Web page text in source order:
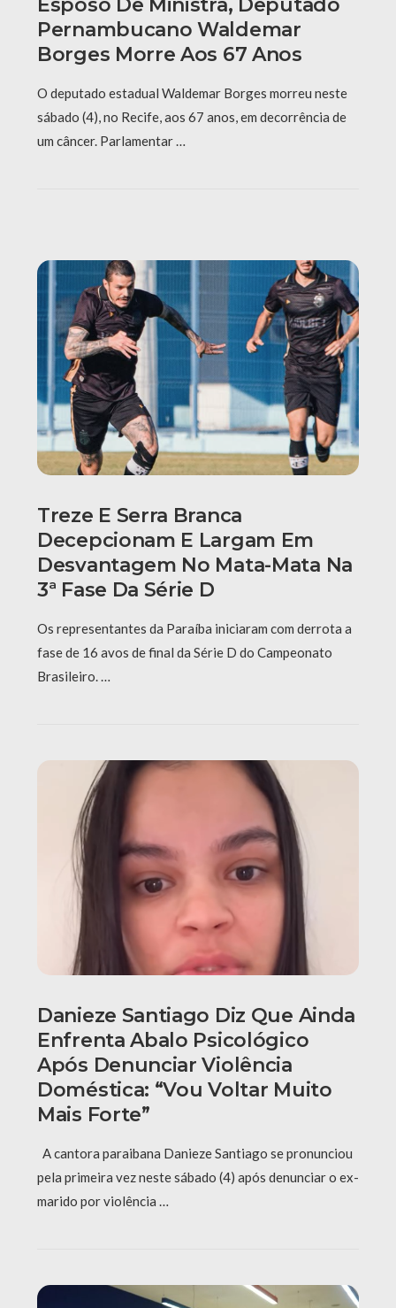
Esposo De Ministra, Deputado
Pernambucano Waldemar
Borges Morre Aos 67 Anos
O deputado estadual Waldemar Borges morreu neste
sábado (4), no Recife, aos 67 anos, em decorrência de
um câncer. Parlamentar …
Treze E Serra Branca
Decepcionam E Largam Em
Desvantagem No Mata-Mata Na
3ª Fase Da Série D
Os representantes da Paraíba iniciaram com derrota a
fase de 16 avos de final da Série D do Campeonato
Brasileiro. …
Danieze Santiago Diz Que Ainda
Enfrenta Abalo Psicológico
Após Denunciar Violência
Doméstica: “Vou Voltar Muito
Mais Forte”
A cantora paraibana Danieze Santiago se pronunciou
pela primeira vez neste sábado (4) após denunciar o ex-
marido por violência …